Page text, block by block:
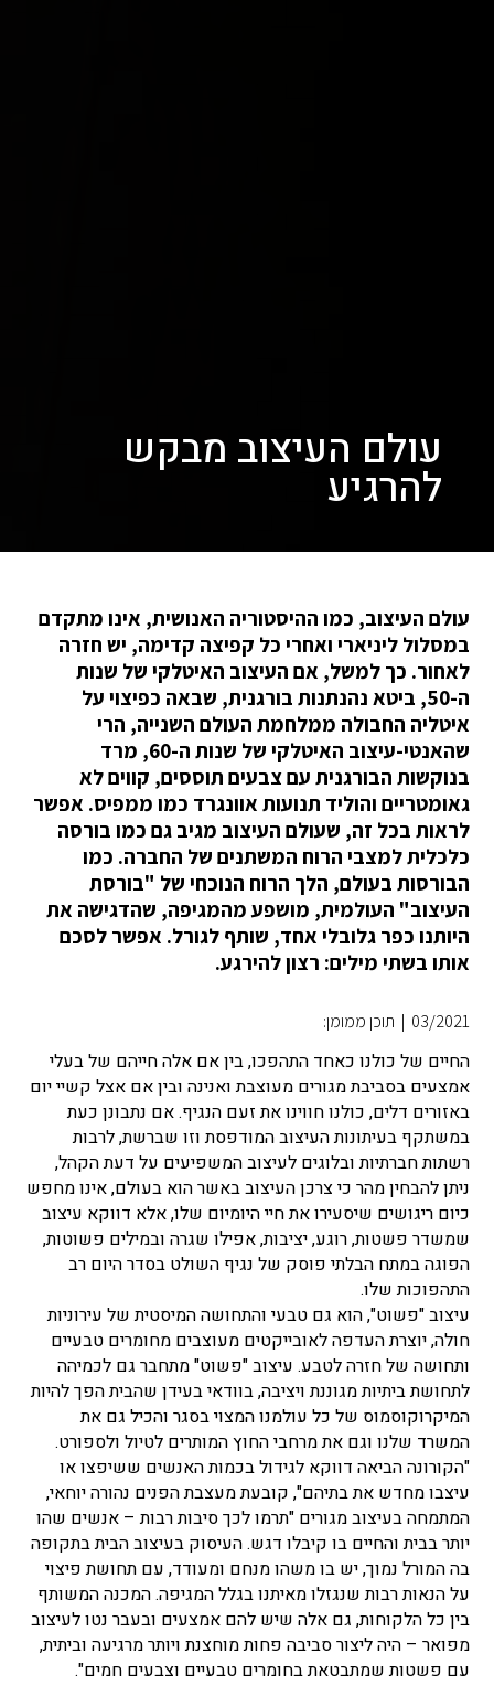
עולם העיצוב מבקש
להרגיע
עולם העיצוב, כמו ההיסטוריה האנושית, אינו מתקדם
במסלול ליניארי ואחרי כל קפיצה קדימה, יש חזרה
לאחור. כך למשל, אם העיצוב האיטלקי של שנות
ה-50, ביטא נהנתנות בורגנית, שבאה כפיצוי על
איטליה החבולה ממלחמת העולם השנייה, הרי
שהאנטי-עיצוב האיטלקי של שנות ה-60, מרד
בנוקשות הבורגנית עם צבעים תוססים, קווים לא
גאומטריים והוליד תנועות אוונגרד כמו ממפיס. אפשר
לראות בכל זה, שעולם העיצוב מגיב גם כמו בורסה
כלכלית למצבי הרוח המשתנים של החברה. כמו
הבורסות בעולם, הלך הרוח הנוכחי של "בורסת
העיצוב" העולמית, מושפע מהמגיפה, שהדגישה את
היותנו כפר גלובלי אחד, שותף לגורל. אפשר לסכם
אותו בשתי מילים: רצון להירגע.
03/2021
| תוכן ממומן:
החיים של כולנו כאחד התהפכו, בין אם אלה חייהם של בעלי
אמצעים בסביבת מגורים מעוצבת ואנינה ובין אם אצל קשיי יום
באזורים דלים, כולנו חווינו את זעם הנגיף. אם נתבונן כעת
במשתקף בעיתונות העיצוב המודפסת וזו שברשת, לרבות
רשתות חברתיות ובלוגים לעיצוב המשפיעים על דעת הקהל,
ניתן להבחין מהר כי צרכן העיצוב באשר הוא בעולם, אינו מחפש
כיום ריגושים שיסעירו את חיי היומיום שלו, אלא דווקא עיצוב
שמשדר פשטות, רוגע, יציבות, אפילו שגרה ובמילים פשוטות,
הפוגה במתח הבלתי פוסק של נגיף השולט בסדר היום רב
התהפוכות שלו.
עיצוב "פשוט", הוא גם טבעי והתחושה המיסטית של עירוניות
חולה, יוצרת העדפה לאובייקטים מעוצבים מחומרים טבעיים
ותחושה של חזרה לטבע. עיצוב "פשוט" מתחבר גם לכמיהה
לתחושת ביתיות מגוננת ויציבה, בוודאי בעידן שהבית הפך להיות
המיקרוקוסמוס של כל עולמנו המצוי בסגר והכיל גם את
המשרד שלנו וגם את מרחבי החוץ המותרים לטיול ולספורט.
"הקורונה הביאה דווקא לגידול בכמות האנשים ששיפצו או
עיצבו מחדש את בתיהם", קובעת מעצבת הפנים נהורה יוחאי,
המתמחה בעיצוב מגורים "תרמו לכך סיבות רבות – אנשים שהו
יותר בבית והחיים בו קיבלו דגש. העיסוק בעיצוב הבית בתקופה
בה המורל נמוך, יש בו משהו מנחם ומעודד, עם תחושת פיצוי
על הנאות רבות שנגזלו מאיתנו בגלל המגיפה. המכנה המשותף
בין כל הלקוחות, גם אלה שיש להם אמצעים ובעבר נטו לעיצוב
מפואר – היה ליצור סביבה פחות מוחצנת ויותר מרגיעה וביתית,
עם פשטות שמתבטאת בחומרים טבעיים וצבעים חמים".